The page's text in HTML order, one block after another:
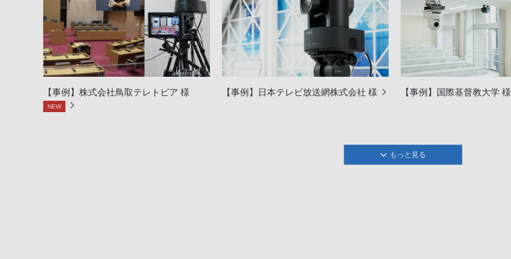
【事例】株式会社鳥取テレトピア 様
NEW
【事例】日本テレビ放送網株式会社 様 【事例】国際基督教大学 様
もっと見る